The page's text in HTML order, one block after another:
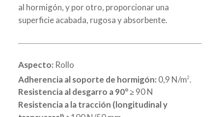
al hormigón, y por otro, proporcionar una
superficie acabada, rugosa y absorbente.
Aspecto: Rollo
Adherencia al soporte de hormigón: 0,9 N/m2 .
Resistencia al desgarro a 90° ≥90 N
Resistencia a la tracción (longitudinal y